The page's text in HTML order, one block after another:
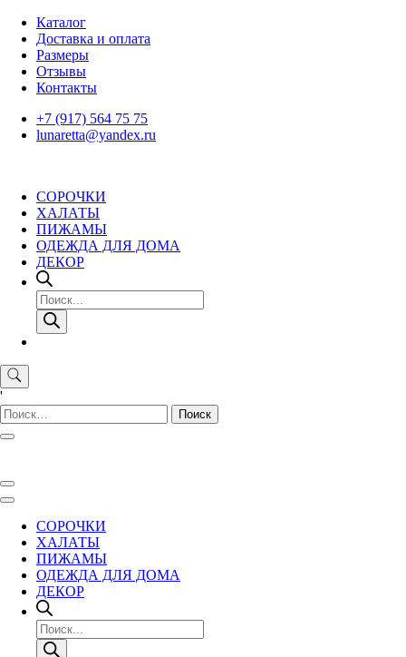
Skip
content
Каталог
Доставка и оплата
Размеры
Отзывы
Контакты
+7 (917) 564 75 75
lunaretta@yandex.ru
СОРОЧКИ
ХАЛАТЫ
ПИЖАМЫ
ОДЕЖДА ДЛЯ ДОМА
ДЕКОР
Поиск
товаров
'
Найти:
СОРОЧКИ
ХАЛАТЫ
ПИЖАМЫ
ОДЕЖДА ДЛЯ ДОМА
ДЕКОР
Поиск
товаров